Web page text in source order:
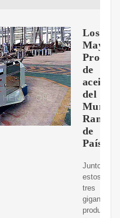
Los
de
aceite
del
Mundo:
de
Países
Juntos,
estos
tres
gigantes